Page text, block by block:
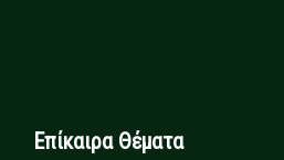
Επίκαιρα Θέματα